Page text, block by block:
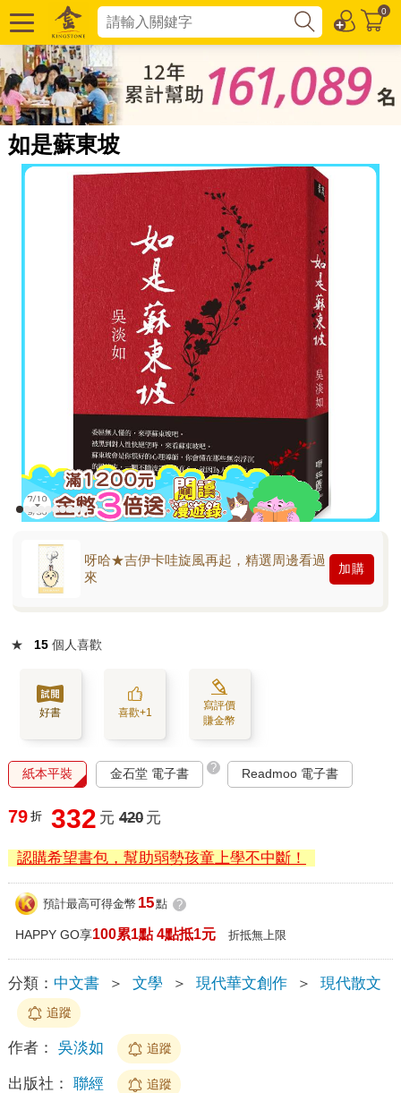
0
如是蘇東坡
呀哈★吉伊卡哇旋風再起，精選周邊看過
來
加購
★ 15 個人喜歡
好書 喜歡+1
寫評價
賺金幣
紙本平裝 金石堂 電子書 ? Readmoo 電子書
79 折 332 元 420 元
認購希望書包，幫助弱勢孩童上學不中斷！
預計最高可得金幣 15點 ?
HAPPY GO享100累1點 4點抵1元 折抵無上限
分類： 中文書 ＞ 文學 ＞ 現代華文創作 ＞ 現代散文
追蹤
作者： 吳淡如 追蹤
出版社： 聯經 追蹤